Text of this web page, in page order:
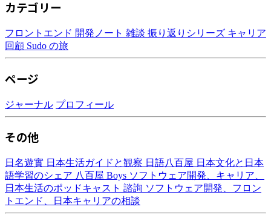
カテゴリー
フロントエンド 開発ノート 雑談 振り返りシリーズ キャリア
回顧 Sudo の旅
ページ
ジャーナル プロフィール
その他
日名遊實 日本生活ガイドと観察 日語八百屋 日本文化と日本
語学習のシェア 八百屋 Boys ソフトウェア開発、キャリア、
日本生活のポッドキャスト 諮詢 ソフトウェア開発、フロン
トエンド、日本キャリアの相談